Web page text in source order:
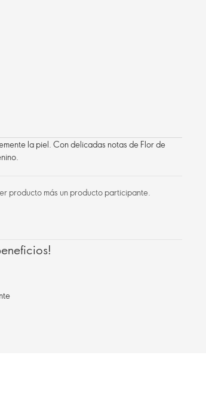
la piel. Con delicadas notas de Flor de
producto más un producto participante.